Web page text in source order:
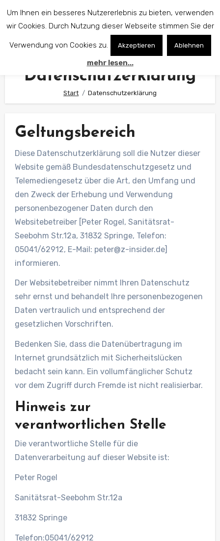
Datenschutzerklärung
Start Datenschutzerklärung
Geltungsbereich
Diese Datenschutzerklärung soll die Nutzer dieser
Website gemäß Bundesdatenschutzgesetz und
Telemediengesetz über die Art, den Umfang und
den Zweck der Erhebung und Verwendung
personenbezogener Daten durch den
Websitebetreiber [Peter Rogel, Sanitätsrat-
Seebohm Str.12a, 31832 Springe, Telefon:
05041/62912, E-Mail: peter@z-insider.de]
informieren.
Der Websitebetreiber nimmt Ihren Datenschutz
sehr ernst und behandelt Ihre personenbezogenen
Daten vertraulich und entsprechend der
gesetzlichen Vorschriften.
Bedenken Sie, dass die Datenübertragung im
Internet grundsätzlich mit Sicherheitslücken
bedacht sein kann. Ein vollumfänglicher Schutz
vor dem Zugriff durch Fremde ist nicht realisierbar.
Hinweis zur
verantwortlichen Stelle
Die verantwortliche Stelle für die
Datenverarbeitung auf dieser Website ist:
Peter Rogel
Sanitätsrat-Seebohm Str.12a
31832 Springe
Telefon:05041/62912
Um Ihnen ein besseres Nutzererlebnis zu bieten, verwenden
wir Cookies. Durch Nutzung dieser Webseite stimmen Sie der
Verwendung von Cookies zu. Akzeptieren Ablehnen
mehr lesen...